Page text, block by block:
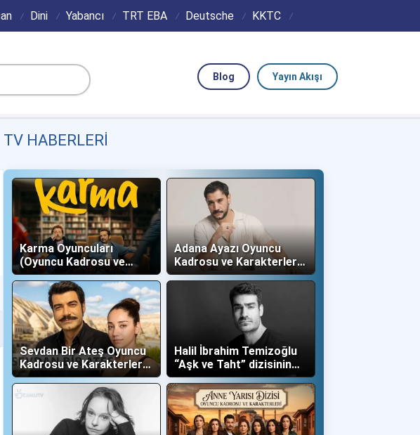
Dini Yabancı TRT EBA Deutsche KKTC
Yayın Akışı
Blog
TV HABERLERI
Karma Oyuncuları
(Oyuncu Kadrosu ve
Karakterleri)
Adana Ayazı Oyuncu
Kadrosu ve Karakterleri
(Now TV)
Sevdan Bir Ateş Oyuncu
Kadrosu ve Karakterleri
(Show TV)
Halil İbrahim Temizoğlu
“Aşk ve Taht” dizisinin
Yalboğan'ı Oldu